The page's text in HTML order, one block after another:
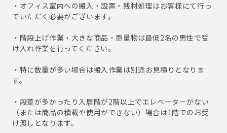
・オフィス室内への搬入・設置・残材処理はお客様にて行っ
ていただく必要がございます。
・階段上げ作業・大きな商品・重量物は最低2名の男性で受
け入れ作業を行ってください。
・特に数量が多い場合は搬入作業は別途お見積りとなりま
す。
・段差が多かったり入居階が2階以上でエレベーターがない
（または商品の積載や使用ができない）場合は1階でのお受
け渡しとなります。